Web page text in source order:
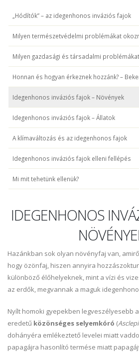
„Hódítók” – az idegenhonos inváziós fajok
Milyen természetvédelmi problémákat
Milyen gazdasági és társadalmi
Honnan és hogyan érkeznek hozzánk? –
Idegenhonos inváziós fajok – Növények
Idegenhonos inváziós fajok – Állatok
A klímaváltozás és az idegenhonos fajok
Idegenhonos inváziós fajok elleni fellépés
Mi mit tehetünk ellenük?
IDEGENHONOS
Hazánkban sok olyan növényfaj van,
hogy özönfaj, hiszen annyira
különböző élőhelyeknek, mint a vízi és
az erdők, megvannak a maguk
Nyílt homoki gyepekben legveszélyesebb
eredetű közönséges selyemkóró (
dohányéra emlékeztető levelei miatt
papagájra hasonlító termése miatt